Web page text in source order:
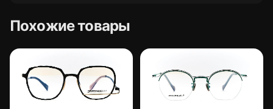
Похожие товары